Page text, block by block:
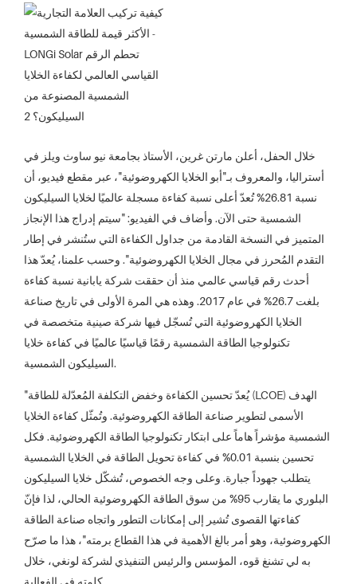
خلال الحفل، أعلن مارتن غرين، الأستاذ بجامعة نيو ساوث ويلز في
أستراليا، والمعروف بـ"أبو الخلايا الكهروضوئية"، عبر مقطع فيديو، أن
نسبة 26.81% تُعدّ أعلى نسبة كفاءة مسجلة عالميًا لخلايا السيليكون
الشمسية حتى الآن. وأضاف في الفيديو: "سيتم إدراج هذا الإنجاز
المتميز في النسخة القادمة من جداول الكفاءة التي ستُنشر في إطار
التقدم المُحرز في مجال الخلايا الكهروضوئية". وحسب علمنا، يُعدّ هذا
أحدث رقم قياسي عالمي منذ أن حققت شركة يابانية نسبة كفاءة
بلغت 26.7% في عام 2017. وهذه هي المرة الأولى في تاريخ صناعة
الخلايا الكهروضوئية التي تُسجّل فيها شركة صينية متخصصة في
تكنولوجيا الطاقة الشمسية رقمًا قياسيًا عالميًا في كفاءة خلايا
السيليكون الشمسية.
"يُعدّ تحسين الكفاءة وخفض التكلفة المُعدّلة للطاقة (LCOE) الهدف
الأسمى لتطوير صناعة الطاقة الكهروضوئية. وتُمثّل كفاءة الخلايا
الشمسية مؤشراً هاماً على ابتكار تكنولوجيا الطاقة الكهروضوئية. فكل
تحسين بنسبة 0.01% في كفاءة تحويل الطاقة في الخلايا الشمسية
يتطلب جهوداً جبارة. وعلى وجه الخصوص، تُشكّل خلايا السيليكون
البلوري ما يقارب 95% من سوق الطاقة الكهروضوئية الحالي، لذا فإنّ
كفاءتها القصوى تُشير إلى إمكانات التطور واتجاه صناعة الطاقة
الكهروضوئية، وهو أمر بالغ الأهمية في هذا القطاع برمته"، هذا ما صرّح
به لي تشنغ قوه، المؤسس والرئيس التنفيذي لشركة لونغي، خلال